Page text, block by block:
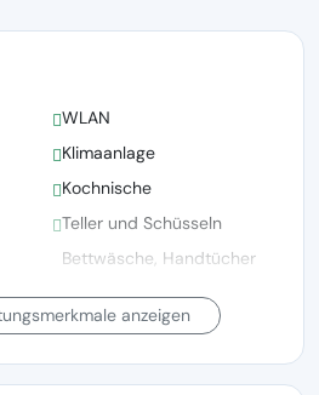
WLAN
Klimaanlage
Kochnische
Teller und Schüsseln
Bettwäsche, Handtücher
Richtlinien der örtlichen
Behörden gewaschen
Bettwäsche vorhanden
anzeigen